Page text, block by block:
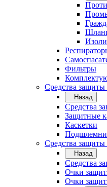
Фильтры
Средства
Назад
Средства
Защитные
Каскетки
Средства защиты
Назад
Средства
Очки
Очки